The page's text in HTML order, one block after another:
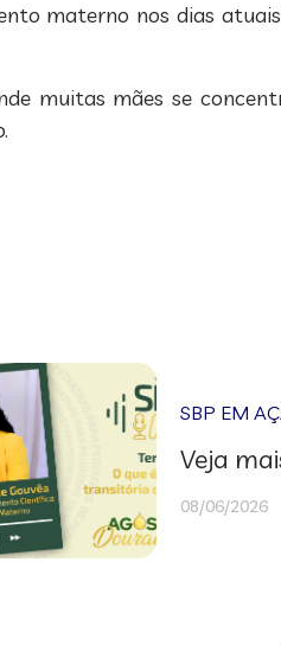
materno nos dias
muitas mães se
SBP EM
Veja
08/06/2026